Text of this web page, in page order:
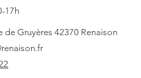
17h
de Gruyères 42370 Renaison